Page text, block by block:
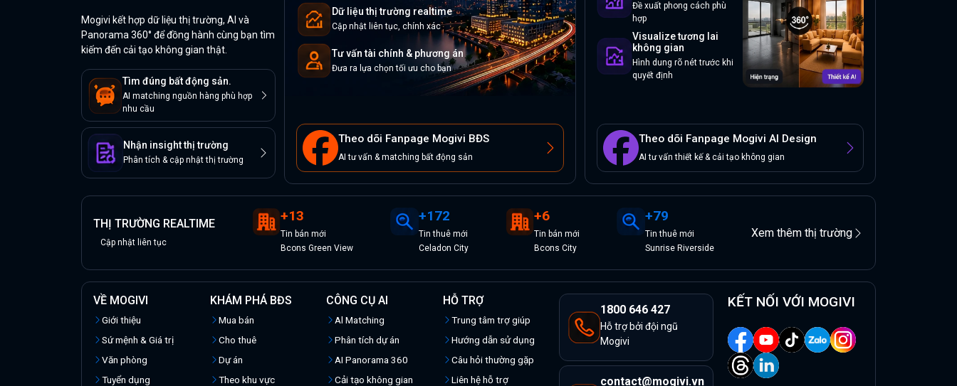
Mogivi kết hợp dữ liệu thị trường, AI và
Panorama 360° để đồng hành cùng bạn tìm
kiếm đến cải tạo không gian thật.
Tìm đúng bất động sản.
AI matching nguồn hàng phù hợp
nhu cầu
Nhận insight thị trường
Phân tích & cập nhật thị trường
Dữ liệu thị trường realtime
Cập nhật liên tục, chính xác
Tư vấn tài chính & phương án
Đưa ra lựa chọn tối ưu cho bạn
Theo dõi Fanpage Mogivi BĐS
AI tư vấn & matching bất động sản
Đề xuất phong cách phù
hợp
Visualize tương lai
không gian
Hình dung rõ nét trước khi
quyết định
Theo dõi Fanpage Mogivi AI Design
AI tư vấn thiết kế & cải tạo không gian
THỊ TRƯỜNG REALTIME
Cập nhật liên tục
+13
Tin bán mới
Bcons Green View
+172
Tinthuê mới
Celadon City
+6
Tin bán mới
Bcons City
+79
Tinthuê mới
Sunrise Riverside
Xem thêm thị trường
VỀ MOGIVI
Giới thiệu
Sứ mệnh & Giá trị
Văn phòng
Tuyển dụng
KHÁM PHÁ BĐS
Mua bán
Cho thuê
Dự án
Theo khu vực
CÔNG CỤ AI
Al Matching
Phân tích dự án
AI Panorama 360
Cải tạo không gian
HỖ TRỢ
Trung tâm trợ giúp
Hướng dẫn sử dụng
Câu hỏi thường gặp
Liên hệ hỗ trợ
1800 646 427
Hỗ trợ bởi đội ngũ
Mogivi
contact@mogivi.vn
KẾT NỐI VỚI MOGIVI